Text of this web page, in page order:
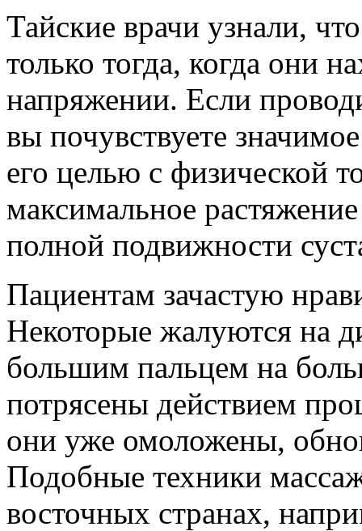
Тайские врачи узнали,
только тогда, когда они
напряжении. Если
вы почувствуете
его целью с физической
максимальное
полной подвижности
Пациентам зачастую
Некоторые жалуются на
большим пальцем на
потрясены действием
они уже омоложены,
Подобные техники
восточных странах,